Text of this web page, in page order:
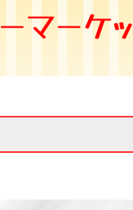
マーケ